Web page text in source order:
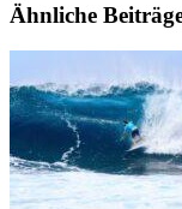
Ähnliche